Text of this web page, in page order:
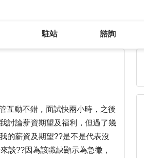
駐站 諮詢
互動不錯，面試快兩小時，之後
討論薪資期望及福利，但過了幾
的薪資及期望??是不是代表沒
談??因為該職缺顯示為急徵，